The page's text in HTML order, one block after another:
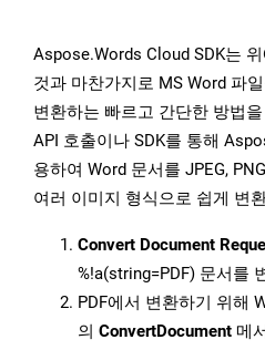
Aspose.Words Cloud SDK는
것과 마찬가지로 MS Word 파
변환하는 빠르고 간단한 방법
API 호출이나 SDK를 통해
용하여 Word 문서를 JPEG,
여러 이미지 형식으로 쉽게 변
Convert Document
%!a(string=PDF) 문서를
PDF에서 변환하기 위해
의 ConvertDocument 메